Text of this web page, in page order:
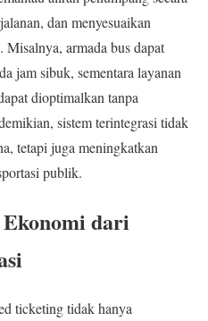
dan menyesuaikan
Misalnya, armada bus dapat
jam sibuk, sementara layanan
dioptimalkan tanpa
sistem terintegrasi tidak
tetapi juga meningkatkan
publik.
dari
ticketing tidak hanya